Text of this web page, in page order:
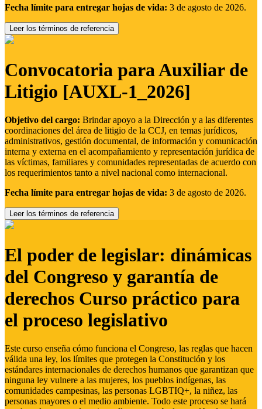
Fecha límite para entregar hojas de vida: 3 de agosto de 2026.
Leer los términos de referencia
Convocatoria para Auxiliar de
Litigio [AUXL-1_2026]
Objetivo del cargo: Brindar apoyo a la Dirección y a las diferentes
coordinaciones del área de litigio de la CCJ, en temas jurídicos,
administrativos, gestión documental, de información y comunicación
interna y externa en el acompañamiento y representación jurídica de
las víctimas, familiares y comunidades representadas de acuerdo con
los requerimientos tanto a nivel nacional como internacional.
Fecha límite para entregar hojas de vida: 3 de agosto de 2026.
Leer los términos de referencia
El poder de legislar: dinámicas
del Congreso y garantía de
derechos Curso práctico para
el proceso legislativo
Este curso enseña cómo funciona el Congreso, las reglas que hacen
válida una ley, los límites que protegen la Constitución y los
estándares internacionales de derechos humanos que garantizan que
ninguna ley vulnere a las mujeres, los pueblos indígenas, las
comunidades campesinas, las personas LGBTIQ+, la niñez, las
personas mayores o el medio ambiente. Todo este proceso se hará